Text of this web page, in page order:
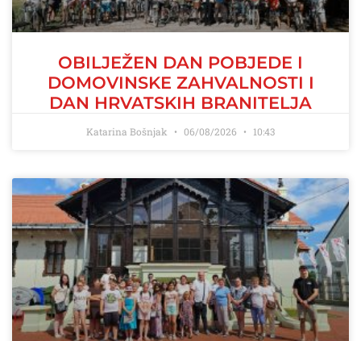
OBILJEŽEN DAN POBJEDE I
DOMOVINSKE ZAHVALNOSTI I
DAN HRVATSKIH BRANITELJA
Katarina Bošnjak 06/08/2026 10:43